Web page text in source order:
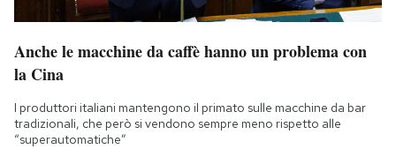
Anche le macchine da caffè hanno un problema con
la Cina
I produttori italiani mantengono il primato sulle macchine da bar
tradizionali, che però si vendono sempre meno rispetto alle
“superautomatiche”